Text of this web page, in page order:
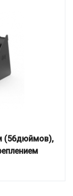
(56дюймов),